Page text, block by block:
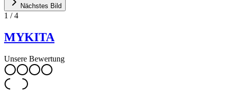
Nächstes Bild
1 /4
MYKITA
Unsere Bewertung